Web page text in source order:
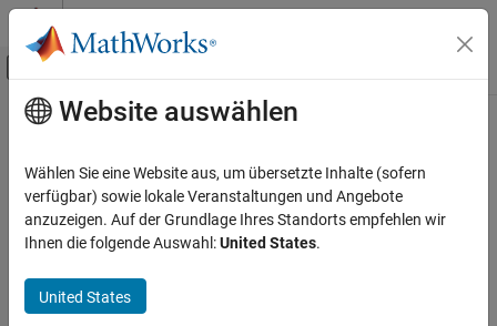
Weiter zum Inhalt
Umschaltung für Off-Canvas-
Startseite der Dokumentation
Instrument Control Toolbox
Driver-Based Instrument Communication
Quick Control Interfaces
removeWaveform
Hauptinhalt
removeWaveform
Remove arbitrary waveform from function generator memory
collapse all in page
removeWaveform(fginstr)
Website auswählen
Wählen Sie eine Website aus, um übersetzte Inhalte (sofern
verfügbar) sowie lokale Veranstaltungen und Angebote
anzuzeigen. Auf der Grundlage Ihres Standorts empfehlen wir
Ihnen die folgende Auswahl:United States.
United States